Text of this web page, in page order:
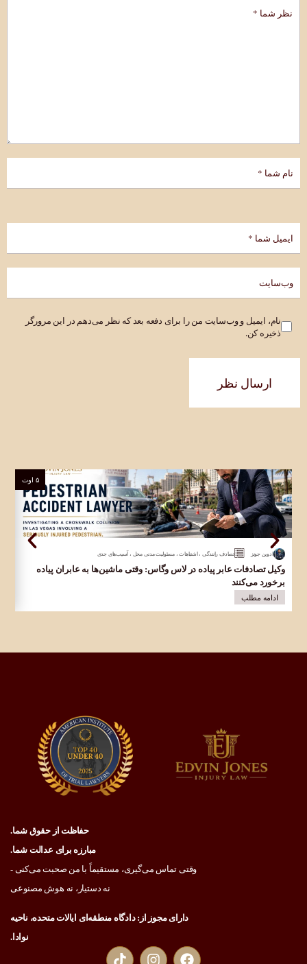
نام، ایمیل و وب‌سایت من را برای دفعه بعد که نظر می‌دهم در این مرورگر
ذخیره کن.
ارسال نظر
۵ اوت
ادوین جونز تصادف رانندگی ،اشتباهات،مسئولیت مدنی محل ، آسیب‌های جدی
وکیل تصادفات عابر پیاده در لاس وگاس: وقتی ماشین‌ها به عابران پیاده
برخورد می‌کنند
ادامه مطلب
حفاظت از حقوق شما.
مبارزه برای عدالت شما.
وقتی تماس می‌گیری، مستقیماً با من صحبت می‌کنی -
نه دستیار، نه هوش مصنوعی
دارای مجوز از: دادگاه منطقه‌ای ایالات متحده، ناحیه
نوادا.